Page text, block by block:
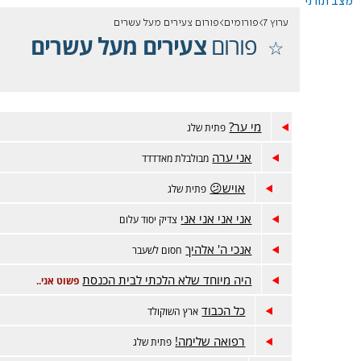
ערוץ 7 פורומים פורום צעירים מעל עשרים
פורוםצעירים מעל עשרים
מי ער? פתית שלג
אני ערה מבולבלת מאדדדד
אויש😕 פתית שלג
אני אני אני אני צדיק יסוד עלום
אנכי ה' אלהיך חסום לשעבר
היה מיוחד שלא הלכתי לבית הכנסת פשוט אני..
כל הכבוד ארץ השוקולד
רפואה שלימה! פתית שלג